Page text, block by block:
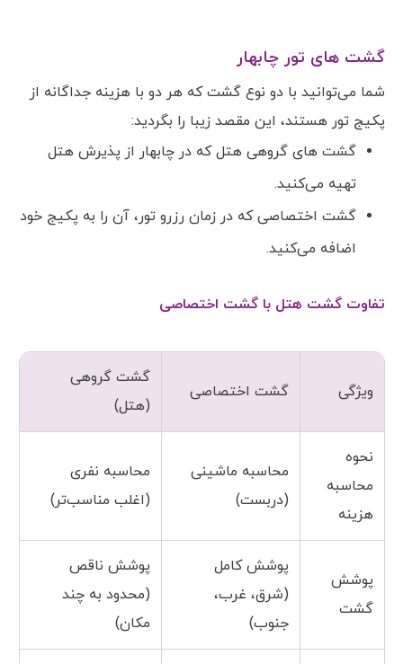
گشت های تور چابهار
شما می‌توانید با دو نوع گشت که هر دو با هزینه جداگانه از
پکیج تور هستند، این مقصد زیبا را بگردید:
گشت های گروهی هتل که در چابهار از پذیرش هتل
تهیه می‌کنید.
گشت اختصاصی که در زمان رزرو تور، آن را به پکیج خود
اضافه می‌کنید.
تفاوت گشت هتل با گشت اختصاصی
ویژگی گشت اختصاصی
گشت گروهی
(هتل)
نحوه
محاسبه
هزینه
محاسبه ماشینی
(دربست)
محاسبه نفری
(اغلب مناسب‌تر)
پوشش
گشت
پوشش کامل
(شرق، غرب،
جنوب)
پوشش ناقص
(محدود به چند
مکان)